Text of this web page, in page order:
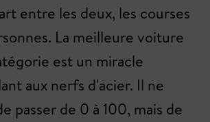
entre les deux, les courses
La meilleure voiture
est un miracle
aux nerfs d'acier. Il ne
passer de 0 à 100, mais de